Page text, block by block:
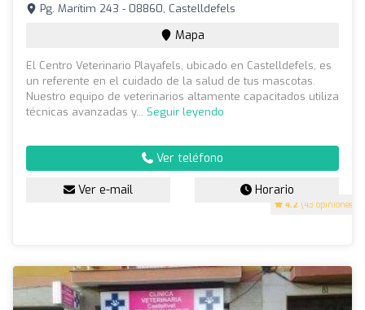
4.2 (43 opiniones)
Pg. Marítim 243 - 08860, Castelldefels
Mapa
El Centro Veterinario Playafels, ubicado en Castelldefels, es
un referente en el cuidado de la salud de tus mascotas.
Nuestro equipo de veterinarios altamente capacitados utiliza
técnicas avanzadas y... Seguir leyendo
Ver teléfono
Ver e-mail Horario